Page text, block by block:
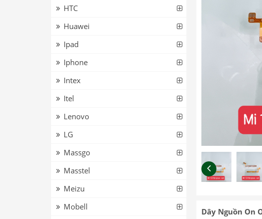
Dây Nguồn On
HTC
Huawei
Ipad
Iphone
Intex
Itel
Lenovo
LG
Massgo
Masstel
Meizu
Mobell